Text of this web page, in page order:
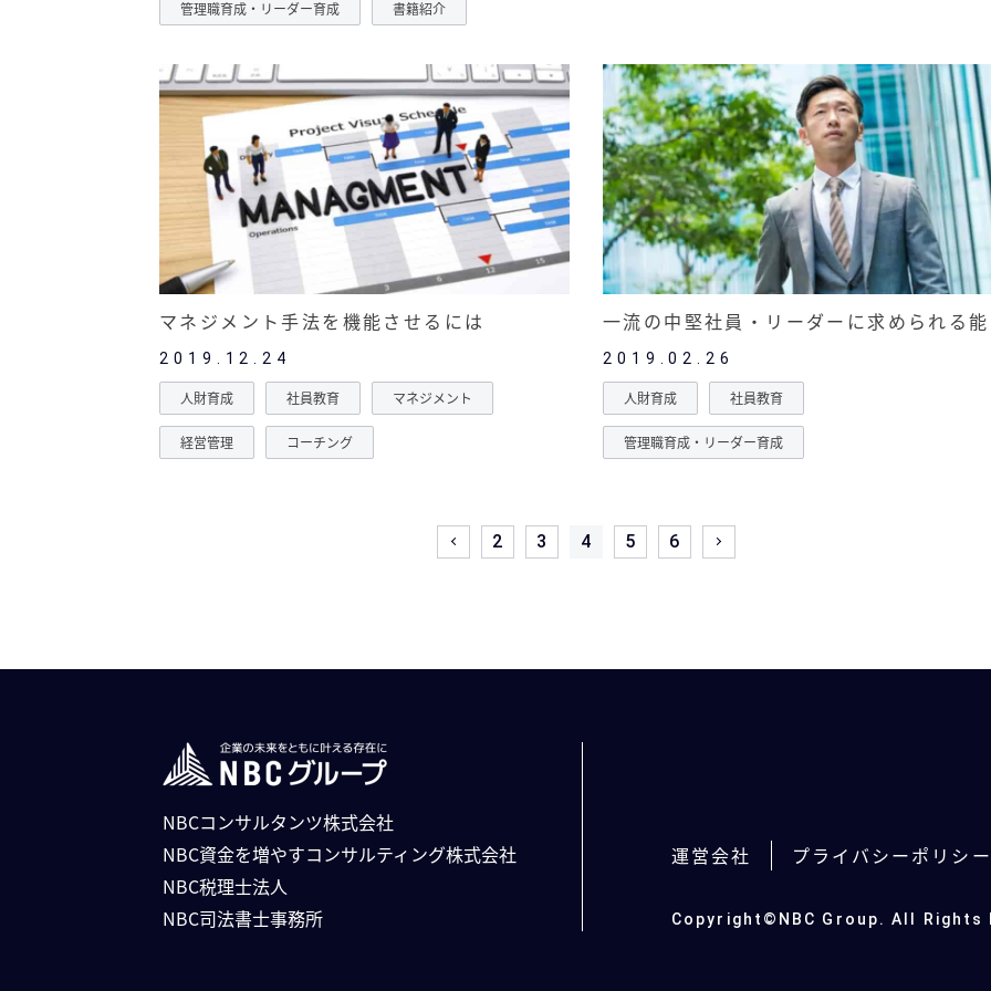
管理職育成・リーダー育成 書籍紹介
マネジメント手法を機能させるには
2019.12.24
人財育成 社員教育 マネジメント
経営管理 コーチング
一流の中堅社員・リーダーに求められる
2019.02.26
人財育成 社員教育
管理職育成・リーダー育成
2 3 4 5 6
NBCコンサルタンツ株式会社
NBC資⾦を増やすコンサルティング株式会社
NBC税理士法人
NBC司法書⼠事務所
運営会社 プライバシーポリシー
Copyright©NBC Group. All Rights